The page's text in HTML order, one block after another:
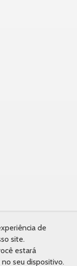
de
site.
estará
seu dispositivo.